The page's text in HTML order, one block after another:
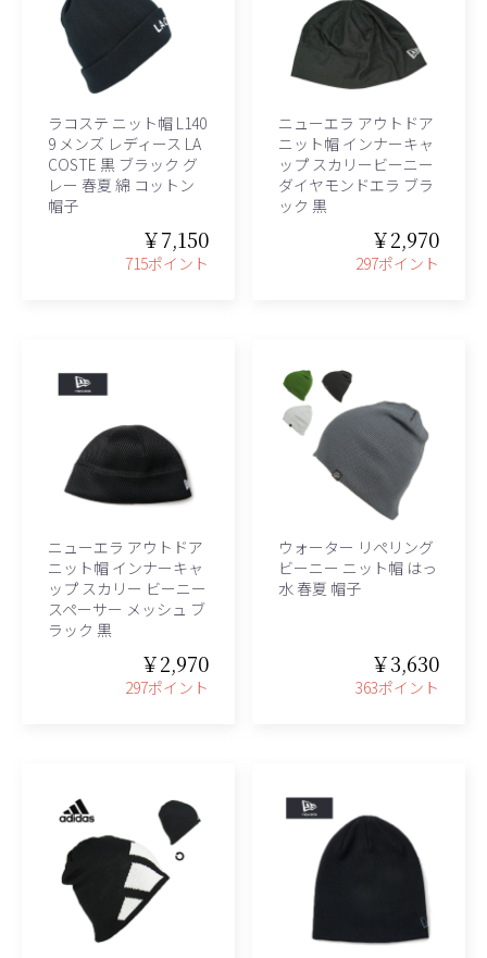
ラコステ ニット帽 L140
9 メンズ レディース LA
COSTE 黒 ブラック グ
レー 春夏 綿 コットン
帽子
￥7,150
715ポイント
ニューエラ アウトドア
ニット帽 インナーキャ
ップ スカリービーニー
ダイヤモンドエラ ブラ
ック 黒
￥2,970
297ポイント
ニューエラ アウトドア
ニット帽 インナーキャ
ップ スカリー ビーニー
スペーサー メッシュ ブ
ラック 黒
￥2,970
297ポイント
ウォーター リぺリング
ビーニー ニット帽 はっ
水 春夏 帽子
￥3,630
363ポイント